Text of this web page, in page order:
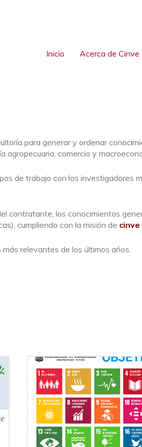
Inicio Acerca de Cinve
para generar y ordenar
agropecuaria, comercio y
de trabajo con los investigadores
contratante, los conocimientos
cumpliendo con la misión de cinve
relevantes de los últimos años.